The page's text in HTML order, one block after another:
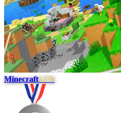
Minecraft1276